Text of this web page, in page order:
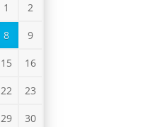
1 2
8 9
15 16
22 23
29 30